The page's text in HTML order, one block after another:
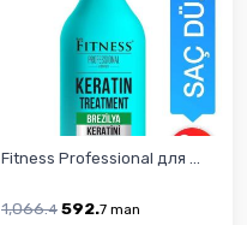
Fitness Professional для ...
1,066.4 592.7 man